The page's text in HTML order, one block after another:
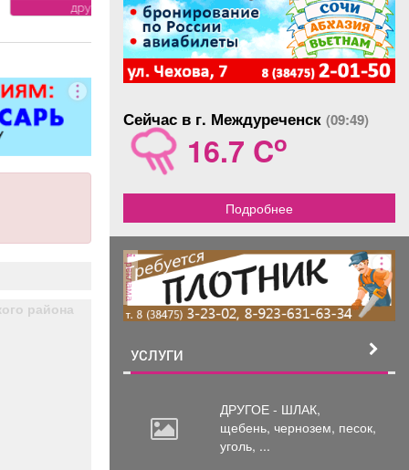
все
работ;
работы
скидка
района
Сейчас в г. Междуреченск (09:49)
16.7 Co
Подробнее
реклама
УСЛУГИ
ДРУГОЕ - ШЛАК,
щебень, чернозем, песок,
уголь, ...